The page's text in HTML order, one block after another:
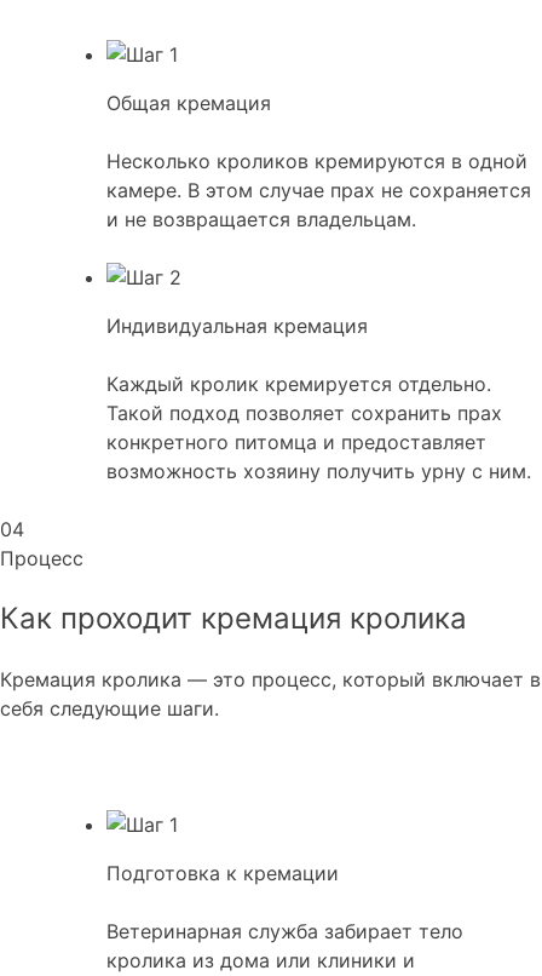
Общая кремация
Несколько кроликов кремируются в одной
камере. В этом случае прах не сохраняется
и не возвращается владельцам.
Индивидуальная кремация
Каждый кролик кремируется отдельно.
Такой подход позволяет сохранить прах
конкретного питомца и предоставляет
возможность хозяину получить урну с ним.
04
Процесс
Как проходит кремация кролика
Кремация кролика — это процесс, который включает в
себя следующие шаги.
Подготовка к кремации
Ветеринарная служба забирает тело
кролика из дома или клиники и